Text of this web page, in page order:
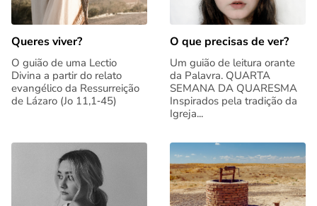
Queres viver?
O guião de uma Lectio
Divina a partir do relato
evangélico da Ressurreição
de Lázaro (Jo 11,1‑45)
O que precisas de ver?
Um guião de leitura orante
da Palavra. QUARTA
SEMANA DA QUARESMA
Inspirados pela tradição da
Igreja...